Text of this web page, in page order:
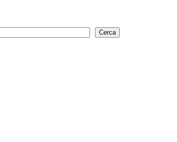
Cerca